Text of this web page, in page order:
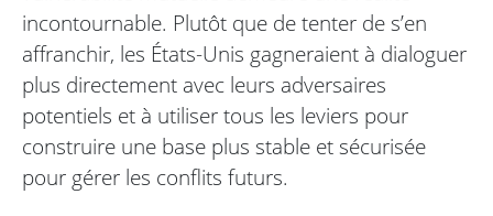
incontournable. Plutôt que de tenter de s’en
affranchir, les États-Unis gagneraient à dialoguer
plus directement avec leurs adversaires
potentiels et à utiliser tous les leviers pour
construire une base plus stable et sécurisée
pour gérer les conflits futurs.